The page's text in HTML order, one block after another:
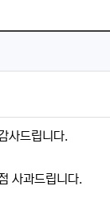
사드립니다.
사과드립니다.